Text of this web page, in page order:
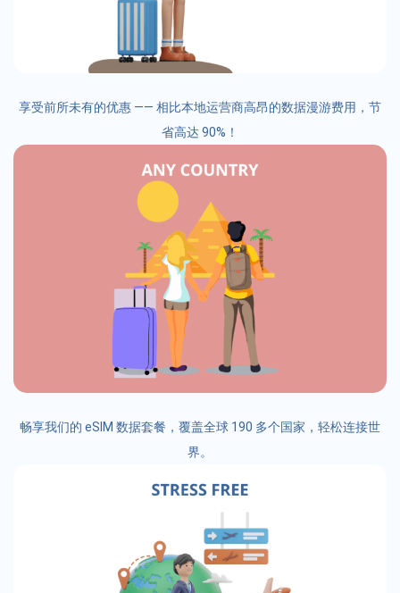
享受前所未有的优惠 —— 相比本地运营商高昂的数据漫游费用，节
省高达 90%！
畅享我们的 eSIM 数据套餐，覆盖全球 190 多个国家，轻松连接世
界。